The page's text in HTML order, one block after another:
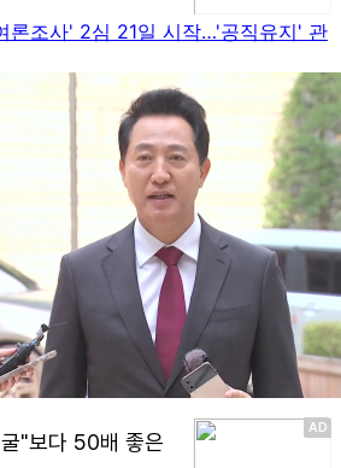
론조사' 2심 21일 시작…'공직유지' 관